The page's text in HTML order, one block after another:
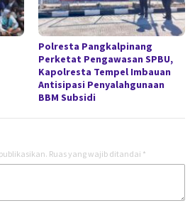
Polresta Pangkalpinang
Perketat Pengawasan SPBU,
Kapolresta Tempel Imbauan
Antisipasi Penyalahgunaan
BBM Subsidi
Ruas yang wajib ditandai *